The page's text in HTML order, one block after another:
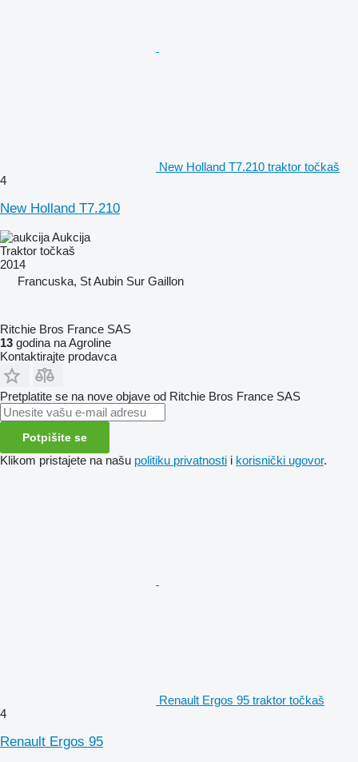
New Holland T7.210 traktor točkaš
4
New Holland T7.210
Aukcija
Traktor točkaš
2014
Francuska, St Aubin Sur Gaillon
Ritchie Bros France SAS
13 godina na Agroline
Kontaktirajte prodavca
Pretplatite se na nove objave od Ritchie Bros France SAS
Potpišite se
Klikom pristajete na našu politiku privatnosti i korisnički ugovor.
Renault Ergos 95 traktor točkaš
4
Renault Ergos 95